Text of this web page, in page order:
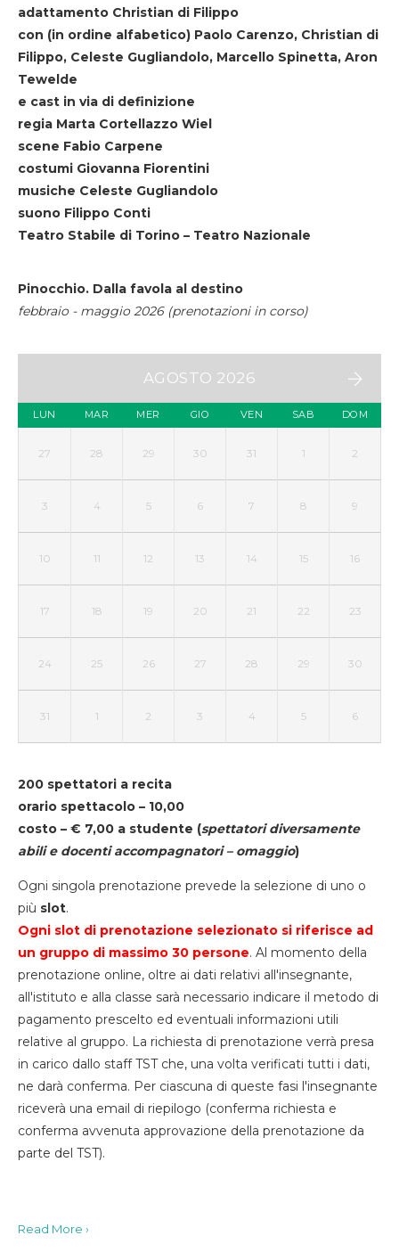
adattamento Christian di Filippo
con (in ordine alfabetico) Paolo Carenzo, Christian di
Filippo, Celeste Gugliandolo, Marcello Spinetta, Aron
Tewelde
e cast in via di definizione
regia Marta Cortellazzo Wiel
scene Fabio Carpene
costumi Giovanna Fiorentini
musiche Celeste Gugliandolo
suono Filippo Conti
Teatro Stabile di Torino – Teatro Nazionale
Pinocchio. Dalla favola al destino
febbraio - maggio 2026 (prenotazioni in corso)
AGOSTO 2026
LUN MAR MER GIO VEN SAB DOM
27 28 29 30 31 1 2
3 4 5 6 7 8 9
10 11 12 13 14 15 16
17 18 19 20 21 22 23
24 25 26 27 28 29 30
31 1 2 3 4 5 6
200 spettatori a recita
orario spettacolo – 10,00
costo – € 7,00 a studente (spettatori diversamente
abili e docenti accompagnatori – omaggio)
Ogni singola prenotazione prevede la selezione di uno o
più slot.
Ogni slot di prenotazione selezionato si riferisce ad
un gruppo di massimo 30 persone. Al momento della
prenotazione online, oltre ai dati relativi all'insegnante,
all'istituto e alla classe sarà necessario indicare il metodo di
pagamento prescelto ed eventuali informazioni utili
relative al gruppo. La richiesta di prenotazione verrà presa
in carico dallo staff TST che, una volta verificati tutti i dati,
ne darà conferma. Per ciascuna di queste fasi l'insegnante
riceverà una email di riepilogo (conferma richiesta e
conferma avvenuta approvazione della prenotazione da
parte del TST).
Read More ›